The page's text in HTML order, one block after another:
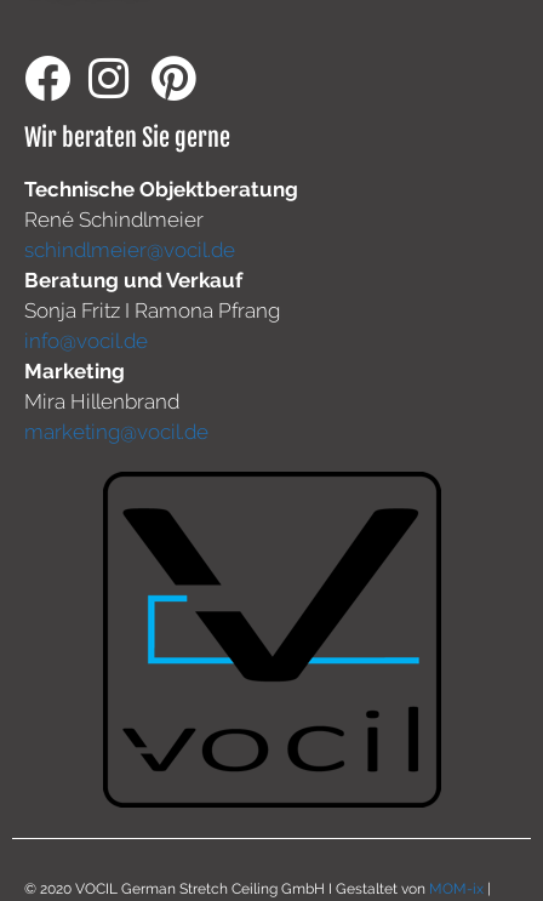
Wir beraten Sie gerne
Technische Objektberatung
René Schindlmeier
schindlmeier@vocil.de
Beratung und Verkauf
Sonja Fritz I Ramona Pfrang
info@vocil.de
Marketing
Mira Hillenbrand
marketing@vocil.de
© 2020 VOCIL German Stretch Ceiling GmbH I Gestaltet von MOM-ix